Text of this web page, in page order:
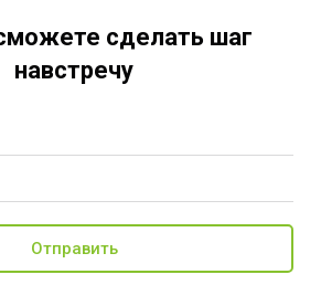
сделать шаг
навстречу
Отправить